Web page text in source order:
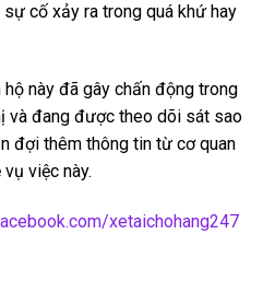
cố xảy ra trong quá khứ hay
này đã gây chấn động trong
và đang được theo dõi sát sao
đợi thêm thông tin từ cơ quan
việc này.
xetaichohang247